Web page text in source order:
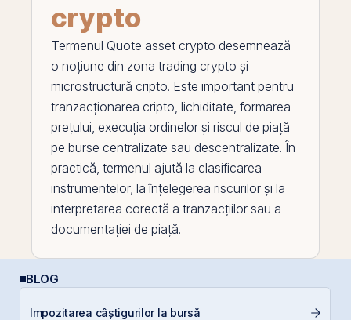
crypto
Termenul Quote asset crypto desemnează
o noțiune din zona trading crypto și
microstructură cripto. Este important pentru
tranzacționarea cripto, lichiditate, formarea
prețului, execuția ordinelor și riscul de piață
pe burse centralizate sau descentralizate. În
practică, termenul ajută la clasificarea
instrumentelor, la înțelegerea riscurilor și la
interpretarea corectă a tranzacțiilor sau a
documentației de piață.
BLOG
Impozitarea câștigurilor la bursă